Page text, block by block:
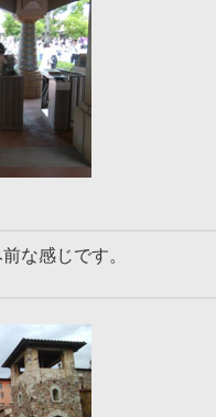
な感じです。